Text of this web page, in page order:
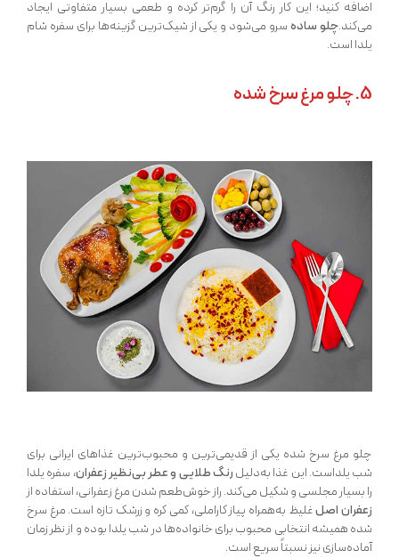
اضافه کنید؛ این کار رنگ آن را گرم‌تر کرده و طعمی بسیار متفاوتی ایجاد
می‌کند.چلو سادهسرو می‌شود و یکی از شیک‌ترین گزینه‌ها برای سفره شام
یلدا است.
5. چلو مرغ سرخ شده
چلو مرغ سرخ شده یکی از قدیمی‌ترین و محبوب‌ترین غذاهای ایرانی برای
شب یلداست. این غذا به‌دلیلرنگ طلایی و عطر بی‌نظیر زعفران، سفره یلدا
را بسیار مجلسی و شکیل می‌کند. راز خوش‌طعم شدن مرغ زعفرانی، استفاده از
زعفران اصلغلیظ به‌همراه پیاز کاراملی، کمی کره و زرشک تازه است. مرغ سرخ
شده همیشه انتخابی محبوب برای خانواده‌ها در شب یلدا بوده و از نظر زمان
آماده‌سازی نیز نسبتاً سریع است.